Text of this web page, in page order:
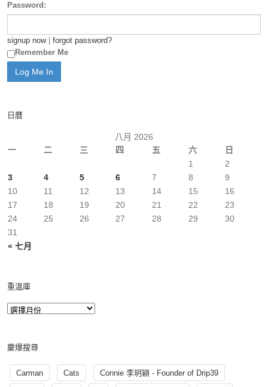
Password:
signup now| forgot password?
Remember Me
日曆
八月 2026
一
二 三 四 五 六 日
« 七月
1
2
3
4 5 6 7 8
9
10
11 12 13 14 15
16
17
18 19 20 21 22
23
24
25 26 27 28 29
30
31
重溫庫
慶爆搜尋
Carman Cats Connie 李玥穎 - Founder of Drip39